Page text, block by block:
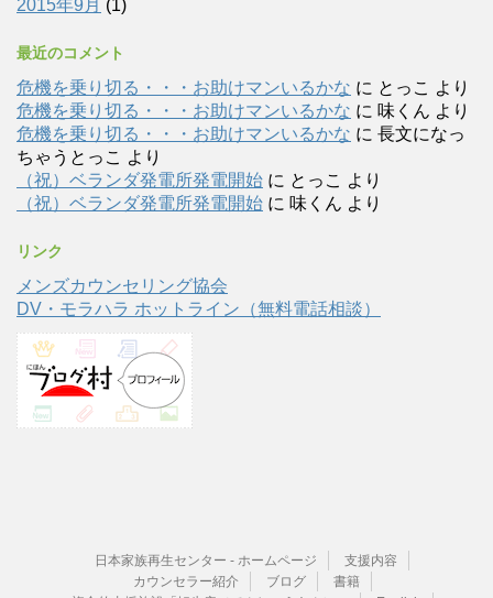
2015年9月 (1)
最近のコメント
危機を乗り切る・・・お助けマンいるかな に とっこ より
危機を乗り切る・・・お助けマンいるかな に 味くん より
危機を乗り切る・・・お助けマンいるかな に 長文になっ
ちゃうとっこ より
（祝）ベランダ発電所発電開始 に とっこ より
（祝）ベランダ発電所発電開始 に 味くん より
リンク
メンズカウンセリング協会
DV・モラハラ ホットライン（無料電話相談）
日本家族再生センター - ホームページ
支援内容
カウンセラー紹介
ブログ
書籍